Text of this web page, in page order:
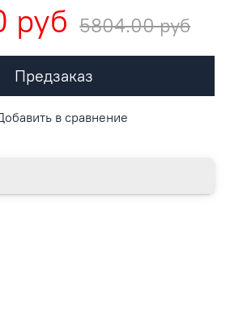
руб 5804.00 руб
Предзаказ
в сравнение